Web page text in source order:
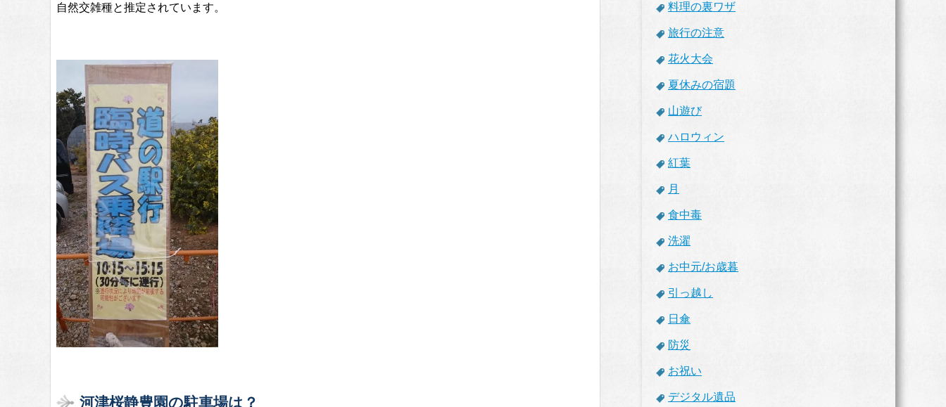
自然交雑種と推定されています。
河津桜静豊園の駐車場は？
料理の裏ワザ
旅行の注意
花火大会
夏休みの宿題
山遊び
ハロウィン
紅葉
月
食中毒
洗濯
お中元/お歳暮
引っ越し
日傘
防災
お祝い
デジタル遺品